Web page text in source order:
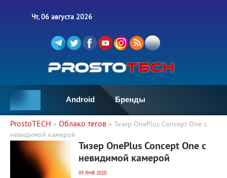
Чт, 06 августа 2026
Android Бренды
ProstoTECH » Облако тегов » Тизер OnePlus Concept One с
невидимой камерой
3 278 0
Тизер OnePlus Concept One с
невидимой камерой
03 ЯНВ 2020